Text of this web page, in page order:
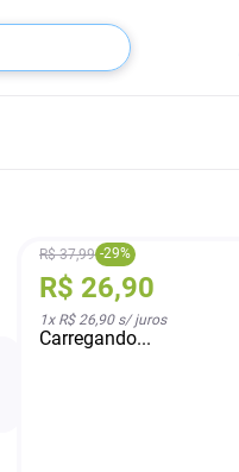
R$ 37,99 -29%
R$ 26,90
1x R$ 26,90s/ juros
Carregando...